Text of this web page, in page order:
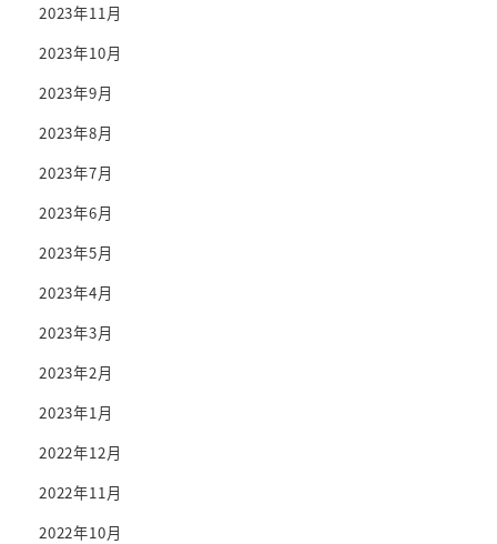
2023年11月
2023年10月
2023年9月
2023年8月
2023年7月
2023年6月
2023年5月
2023年4月
2023年3月
2023年2月
2023年1月
2022年12月
2022年11月
2022年10月